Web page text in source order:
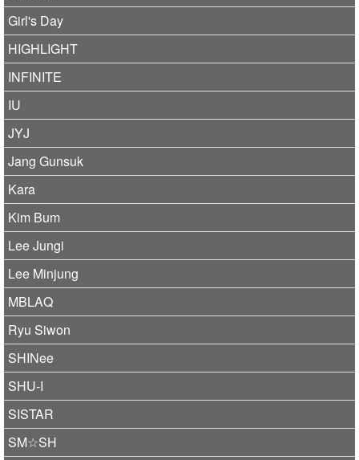
Girl's Day
HIGHLIGHT
INFINITE
IU
JYJ
Jang Gunsuk
Kara
Kim Bum
Lee Jungi
Lee Minjung
MBLAQ
Ryu Siwon
SHINee
SHU-I
SISTAR
SM☆SH